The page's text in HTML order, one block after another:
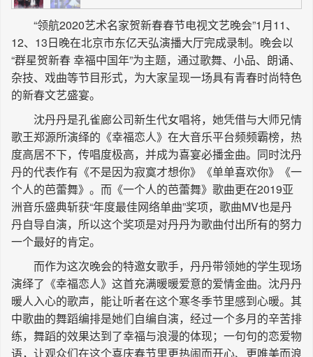
长按识别二维码
“领航2020艺术名家贺新春春节电视文艺晚会”1月11、
12、13日晚在北京市东亿天弘演播大厅完成录制。晚会以
“群星贺新春 幸福中国年”为主题，通过歌舞、小品、朗诵、
杂技、戏曲等节目形式，为大家呈现一场具有青春时尚特色
的新春文艺盛宴。
沈丹丹是孔雀廊公司新生代女唱将，她凭借与大师兄情
歌王郑源所演绎的《幸福恋人》在大音乐平台频频霸榜，热
度高居不下，传唱度极高，并成为喜宴必播金曲。同时沈丹
丹的代表作有《不是因为寂寞才想你》《单单喜欢你》《一
个人的芭蕾舞》。而《一个人的芭蕾舞》歌曲更在2019亚
洲音乐盛典斩获“年度最佳网络单曲”奖项，歌曲MV也是丹
丹自导自演，所以这个奖项是对丹丹为歌曲付出所有的努力
一个最好的肯定。
而作为这次晚会的特邀女歌手，丹丹带领她的学生现场
演绎了《幸福恋人》这首充满暖暖爱意的爱情金曲。沈丹丹
暖人入心的歌声，能让听者在这个寒冬季节里感到心暖。其
中歌曲的舞蹈编排是她们自编自演，经过一个多月的辛苦排
练，舞蹈的效果达到了幸福与浪漫的体现；一句句的恋爱物
语，让观众们在这个喜庆春节里更热闹而开心、更唯美而浪